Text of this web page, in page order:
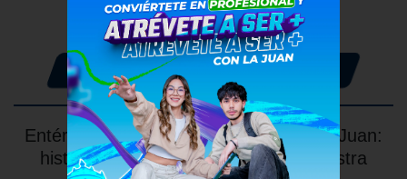
Noticias de la Juan
Entérate de lo que está pasando en la Juan:
historias, logros y novedades de nuestra